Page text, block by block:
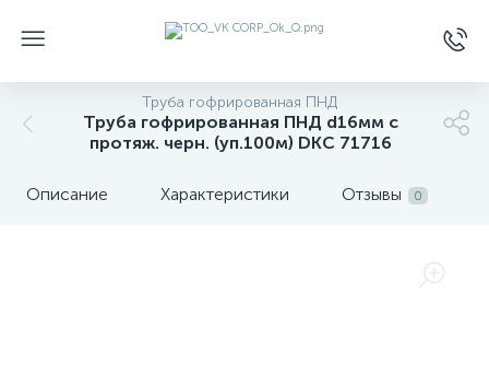
Труба гофрированная ПНД
Труба гофрированная ПНД d16мм с
протяж. черн. (уп.100м) DKC 71716
Описание Характеристики Отзывы 0